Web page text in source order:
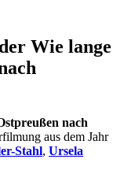
Wie lange
nach
aus dem Jahr
Stahl, Ursela